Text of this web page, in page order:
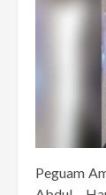
Peguam